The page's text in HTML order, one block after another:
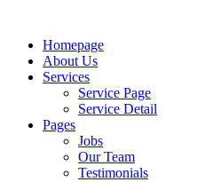
contentHomepage
About Us
Services
Service Page
Service Detail
Pages
Jobs
Our Team
Testimonials